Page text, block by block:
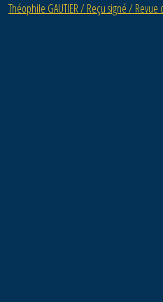
Théophile GAUTIER / Reçu signé /